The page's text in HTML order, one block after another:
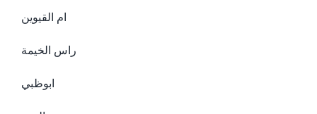
ام القيوين
راس الخيمة
ابوظبي